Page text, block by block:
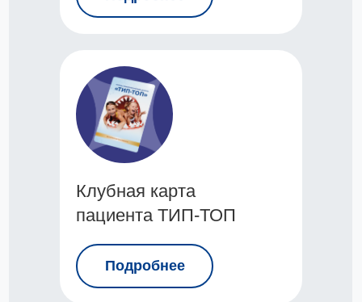
Клубная карта
пациента ТИП-ТОП
Подробнее